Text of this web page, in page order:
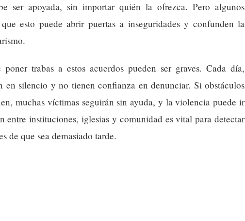
ser apoyada, sin importar quién la ofrezca. Pero algunos
esto puede abrir puertas a inseguridades y confunden la
poner trabas a estos acuerdos pueden ser graves. Cada día,
en silencio y no tienen confianza en denunciar. Si obstáculos
muchas víctimas seguirán sin ayuda, y la violencia puede ir
entre instituciones, iglesias y comunidad es vital para detectar
de que sea demasiado tarde.